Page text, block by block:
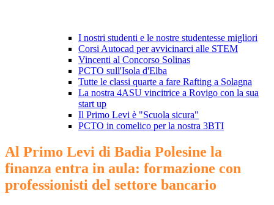
I nostri studenti e le nostre studentesse migliori
Corsi Autocad per avvicinarci alle STEM
Vincenti al Concorso Solinas
PCTO sull'Isola d'Elba
Tutte le classi quarte a fare Rafting a Solagna
La nostra 4ASU vincitrice a Rovigo con la sua
start up
Il Primo Levi è "Scuola sicura"
PCTO in comelico per la nostra 3BTI
Al Primo Levi di Badia Polesine la
finanza entra in aula: formazione con
professionisti del settore bancario